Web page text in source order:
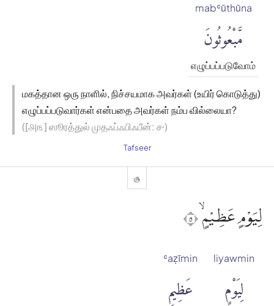
mabʿūthūna
مَّبْعُوثُونَ
எழுப்பப்படுவோம்
மகத்தான ஒரு நாளில், நிச்சயமாக அவர்கள் (உயிர் கொடுத்து)
எழுப்பப்படுவார்கள் என்பதை அவர்கள் நம்ப வில்லையா?
([௮௩] ஸூரத்துல் முதஃப்ஃபிஃபீன்: ௪)
Tafseer
௫
لِيَوْمٍ عَظِيْمٍۙ ٥
liyawmin
لِيَوْمٍ
ʿaẓīmin
عَظِيمٍ